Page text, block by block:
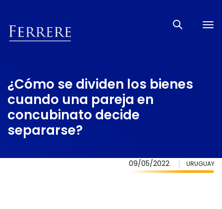
¿Cómo se dividen los bienes
cuando una pareja en
concubinato decide
separarse?
09/05/2022 URUGUAY